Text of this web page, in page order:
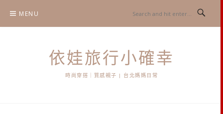
content
MENU
依娃旅行小確幸
時尚穿搭｜質感親子 | 台北媽媽日常